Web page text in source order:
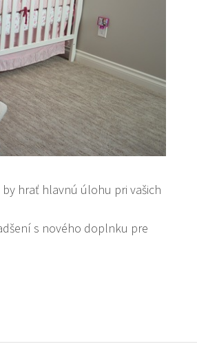
hrať hlavnú úlohu pri vašich
s nového doplnku pre